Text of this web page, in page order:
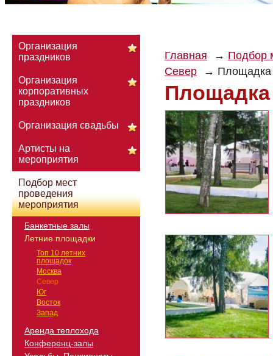
Главная
Подбор
Север
Организация
праздников
Организация
корпоративных
праздников
Организация свадьбы
Артисты на
мероприятия
Подбор мест
проведения
мероприятия
Банкетные залы
Летние площадки
Топ 10 летних
площадок
Москва
Север
Юг
Восток
Запад
Аренда теплохода
Конференц-залы